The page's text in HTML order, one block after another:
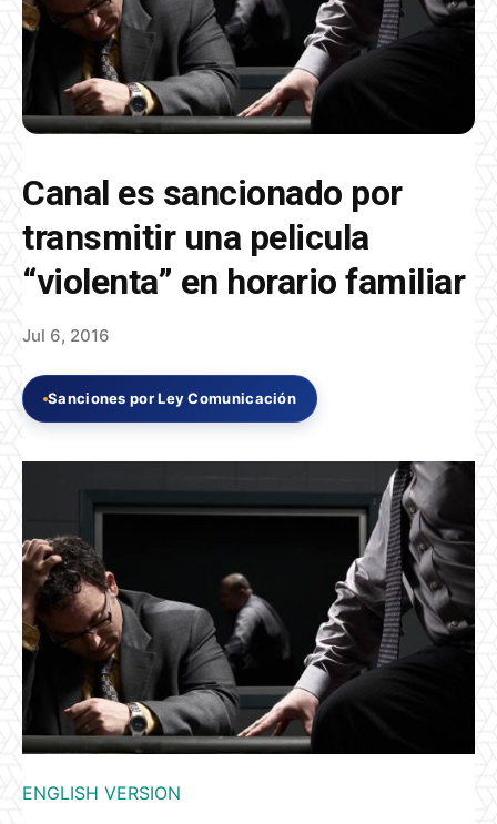
Canal es sancionado por
transmitir una pelicula
“violenta” en horario familiar
Jul 6, 2016
Sanciones por Ley Comunicación
ENGLISH VERSION